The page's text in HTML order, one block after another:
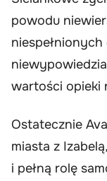
powodu
wartości opieki
Ostatecznie
miasta z
i pełną rolę